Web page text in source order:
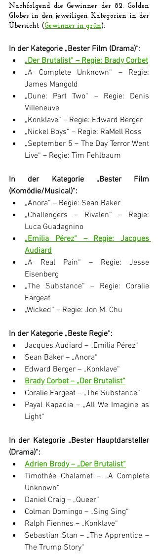
Nachfolgend die Gewinner der 82. Golden
Globes in den jeweiligen Kategorien in der
Übersicht (Gewinner in grün):
In der Kategorie „Bester Film (Drama)“:
„Der Brutalist“ – Regie: Brady Corbet
„A Complete Unknown“ – Regie:
James Mangold
„Dune: Part Two“ – Regie: Denis
Villeneuve
„Konklave“ – Regie: Edward Berger
„Nickel Boys“ – Regie: RaMell Ross
„September 5 – The Day Terror Went
Live“ – Regie: Tim Fehlbaum
In der Kategorie „Bester Film
(Komödie/Musical)“:
„Anora“ – Regie: Sean Baker
„Challengers – Rivalen“ – Regie:
Luca Guadagnino
„Emilia Pérez“ – Regie: Jacques
Audiard
„A Real Pain“ – Regie: Jesse
Eisenberg
„The Substance“ – Regie: Coralie
Fargeat
„Wicked“ – Regie: Jon M. Chu
In der Kategorie „Beste Regie“:
Jacques Audiard – „Emilia Pérez“
Sean Baker – „Anora“
Edward Berger – „Konklave“
Brady Corbet – „Der Brutalist“
Coralie Fargeat – „The Substance“
Payal Kapadia – „All We Imagine as
Light“
In der Kategorie „Bester Hauptdarsteller
(Drama)“:
Adrien Brody – „Der Brutalist“
Timothée Chalamet – „A Complete
Unknown“
Daniel Craig – „Queer“
Colman Domingo – „Sing Sing“
Ralph Fiennes – „Konklave“
Sebastian Stan – „The Apprentice –
The Trump Story“